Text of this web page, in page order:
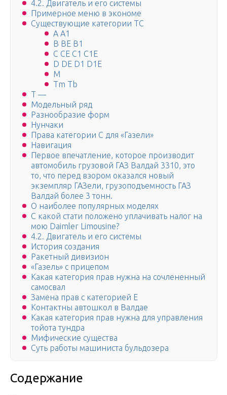
4.2. Двигатель и его системы
Примерное меню в экономе
Существующие категории ТС
А А1
В ВЕ В1
С СЕ С1 С1Е
D DE D1 D1E
M
Tm Tb
T —
Модельный ряд
Разнообразие форм
Нунчаки
Права категории С для «Газели»
Навигация
Первое впечатление, которое производит
автомобиль грузовой ГАЗ Валдай 3310, это
то, что перед взором оказался новый
экземпляр ГАЗели, грузоподъемность ГАЗ
Валдай более 3 тонн.
О наиболее популярных моделях
С какой стати положено уплачивать налог на
мою Daimler Limousine?
4.2. Двигатель и его системы
История создания
Ракетный дивизион
«Газель» с прицепом
Какая категория прав нужна на сочлененный
самосвал
Замена прав с категорией Е
Контактны автошкол в Валдае
Какая категория прав нужна для управления
тойота тундра
Мифические существа
Суть работы машиниста бульдозера
Содержание